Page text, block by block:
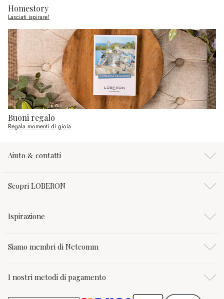
Homestory
Lasciati ispirare!
Buoni regalo
Regala momenti di gioia
Aiuto & contatti
Scopri LOBERON
Ispirazione
Siamo membri di Netcomm
I nostri metodi di pagamento